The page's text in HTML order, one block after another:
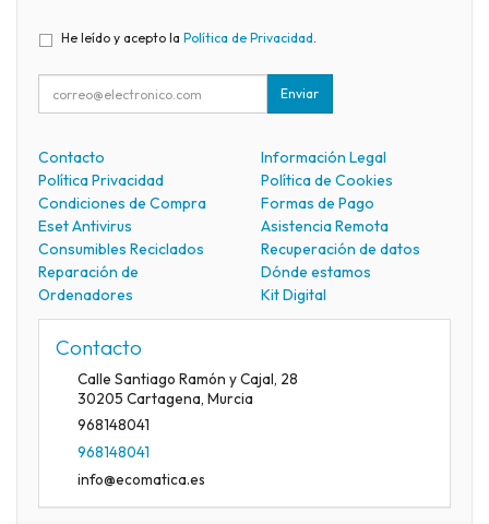
He leído y acepto la Política de Privacidad.
Enviar
Contacto
Información Legal
Política Privacidad
Política de Cookies
Condiciones de Compra
Formas de Pago
Eset Antivirus
Asistencia Remota
Consumibles Reciclados
Recuperación de datos
Reparación de
Ordenadores
Dónde estamos
Kit Digital
Contacto
Calle Santiago Ramón y Cajal, 28
30205 Cartagena, Murcia
968148041
968148041
info@ecomatica.es